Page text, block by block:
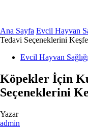
Ana Sayfa Evcil Hayvan
Tedavi Seçeneklerini
Evcil Hayvan Sağlığı
Köpekler İçin
Seçeneklerini
Yazar
admin